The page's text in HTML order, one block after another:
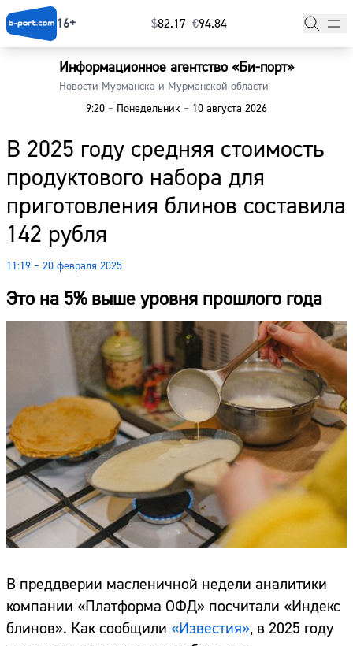
16+ $⁠82.17 €⁠94.84
Информационное агентство «Би-порт»
Новости Мурманска и Мурманской области
9:20 – Понедельник – 10 августа 2026
В 2025 году средняя стоимость
продуктового набора для
приготовления блинов составила
142 рубля
11:19 – 20 февраля 2025
Это на 5% выше уровня прошлого года
В преддверии масленичной недели аналитики
компании «Платформа ОФД» посчитали «Индекс
блинов». Как сообщили «Известия», в 2025 году
Главная
Наши гости
Фоторепортажи
Погода
Курсы валют